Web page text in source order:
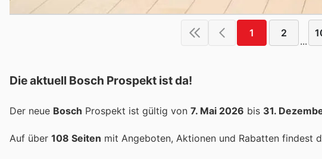
1 2
...
Die aktuell Bosch Prospekt ist da!
Der neue Bosch Prospekt ist gültig von 7. Mai 2026 bis 31.
Auf über 108 Seiten mit Angeboten, Aktionen und Rabatten findest